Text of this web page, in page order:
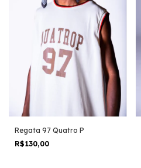
Regata 97 Quatro P
R$130,00